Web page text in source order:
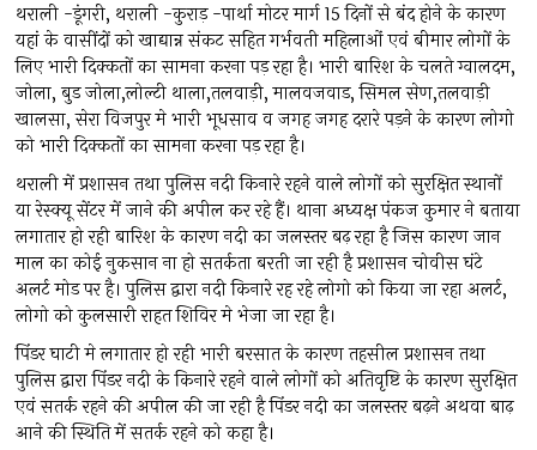
थराली -डूंगरी, थराली -कुराड़ -पार्था मोटर मार्ग 15 दिनों से बंद होने के कारण
यहां के वासींदों को खाद्यान्न संकट सहित गर्भवती महिलाओं एवं बीमार लोगों के
लिए भारी दिक्कतों का सामना करना पड़ रहा है। भारी बारिश के चलते ग्वालदम,
जोला, बुड जोला,लोल्टी थाला,तलवाड़ी, मालवजवाड, सिमल सेण,तलवाड़ी
खालसा, सेरा विजपुर मे भारी भूधसाव व जगह जगह दरारे पड़ने के कारण लोगो
को भारी दिक्कतों का सामना करना पड़ रहा है।
थराली में प्रशासन तथा पुलिस नदी किनारे रहने वाले लोगों को सुरक्षित स्थानों
या रेस्क्यू सेंटर में जाने की अपील कर रहे हैं। थाना अध्यक्ष पंकज कुमार ने बताया
लगातार हो रही बारिश के कारण नदी का जलस्तर बढ़ रहा है जिस कारण जान
माल का कोई नुकसान ना हो सतर्कता बरती जा रही है प्रशासन चोवीस घंटे
अलर्ट मोड पर है। पुलिस द्वारा नदी किनारे रह रहे लोगो को किया जा रहा अलर्ट,
लोगो को कुलसारी राहत शिविर मे भेजा जा रहा है।
पिंडर घाटी मे लगातार हो रही भारी बरसात के कारण तहसील प्रशासन तथा
पुलिस द्वारा पिंडर नदी के किनारे रहने वाले लोगों को अतिवृष्टि के कारण सुरक्षित
एवं सतर्क रहने की अपील की जा रही है पिंडर नदी का जलस्तर बढ़ने अथवा बाढ़
आने की स्थिति में सतर्क रहने को कहा है।